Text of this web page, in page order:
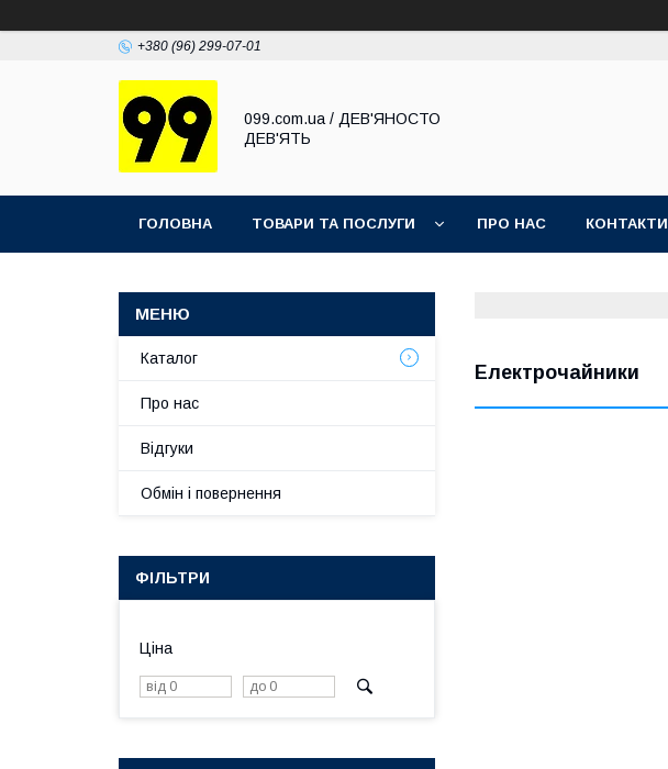
+380 (96) 299-07-01
099.com.ua / ДЕВ'ЯНОСТО
ДЕВ'ЯТЬ
ГОЛОВНА ТОВАРИ ТА ПОСЛУГИ ПРО НАС КОНТАКТИ
Електрочайники
Каталог
Про нас
Відгуки
Обмін і повернення
ФІЛЬТРИ
Ціна